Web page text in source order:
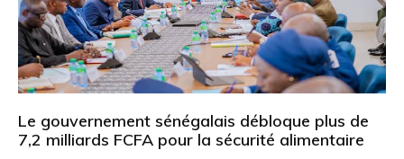
Le gouvernement sénégalais débloque plus de
7,2 milliards FCFA pour la sécurité alimentaire